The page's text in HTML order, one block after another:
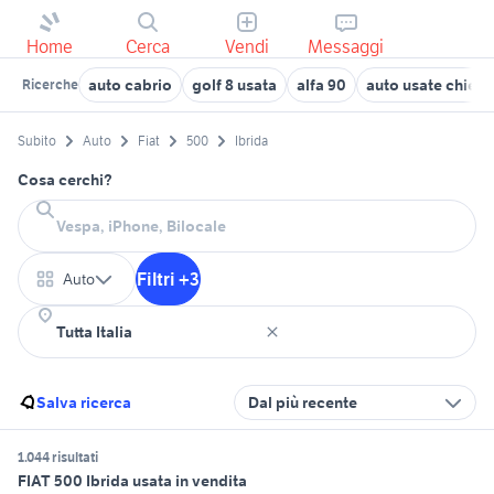
Home Cerca Vendi Messaggi
Ricerche auto cabrio golf 8 usata alfa 90 auto usate chieti
Subito Auto Fiat 500 Ibrida
Cosa cerchi?
Auto Filtri +3
Salva ricerca Dal più recente
1.044 risultati
FIAT 500 Ibrida usata in vendita